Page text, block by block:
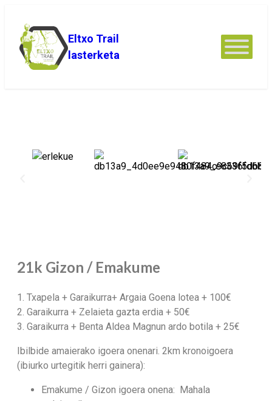
Eltxo Trail
lasterketa
21k Gizon / Emakume
1. Txapela + Garaikurra+ Argaia Goena lotea + 100€
2. Garaikurra + Zelaieta gazta erdia + 50€
3. Garaikurra + Benta Aldea Magnun ardo botila + 25€
Ibilbide amaierako igoera onenari. 2km kronoigoera
(ibiurko urtegitik herri gainera):​
Emakume / Gizon igoera onena: Mahala